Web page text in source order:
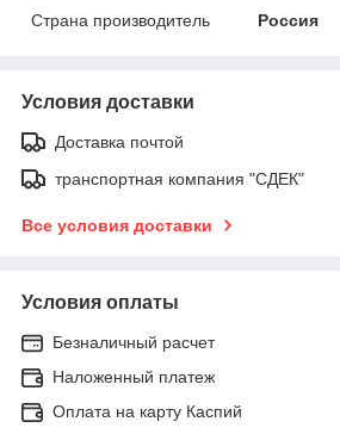
Страна производитель
Россия
Условия доставки
Доставка почтой
транспортная компания "СДЕК"
Все условия доставки
Условия оплаты
Безналичный расчет
Наложенный платеж
Оплата на карту Каспий